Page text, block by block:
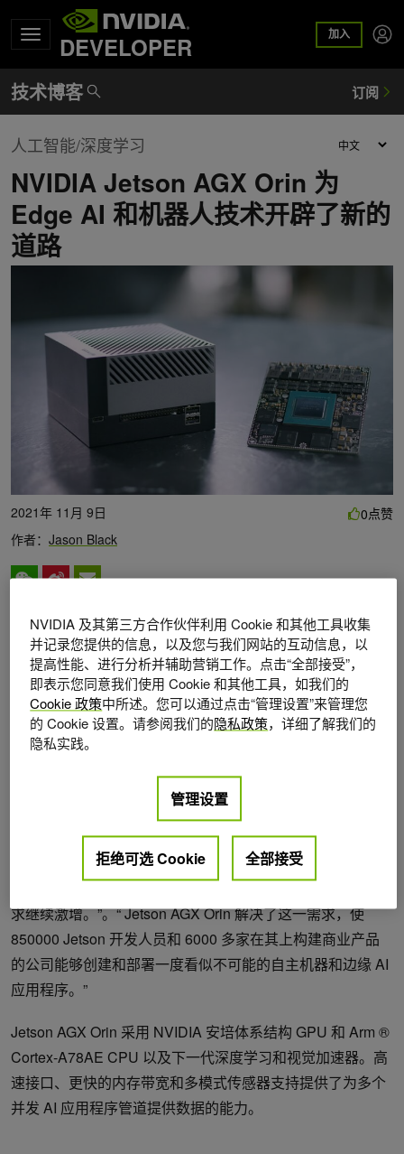
DEVELOPER 加入
人工智能/深度学习
NVIDIA Jetson AGX Orin 为
Edge AI 和机器人技术开辟了新的
道路
2021年 11月 9日
作者： Jason Black
0点赞
在英伟达 GTC 今天宣布了世界上最小、最强大、最节能的人
工智能、机器人和边缘计算应用的超级计算机。
新的 Jetson 单芯片计算机非常小，你可以把它放在手掌中，
但它可以提供类似于 GPU 服务器的处理能力。它与
为用户提供每秒 200 万亿次操作的 6 倍性能。
NVIDIA 嵌入式和边缘计算副总裁兼总经理迪普·塔拉（
Deepu Talla ）表示：“随着机器人技术和嵌入式计算改变制
造业、零售业、智能城市和其他重要经济部门，对处理的需
求继续激增。”。“ Jetson AGX Orin 解决了这一需求，使
850000 Jetson 开发人员和 6000 多家在其上构建商业产品
的公司能够创建和部署一度看似不可能的自主机器和边缘 AI
应用程序。”
Jetson AGX Orin 采用 NVIDIA 安培体系结构 GPU 和 Arm ®
Cortex-A78AE CPU 以及下一代深度学习和视觉加速器。高
速接口、更快的内存带宽和多模式传感器支持提供了为多个
并发 AI 应用程序管道提供数据的能力。
NVIDIA 及其第三方合作伙伴利用 Cookie 和其他工具收集
并记录您提供的信息，以及您与我们网站的互动信息，以
提高性能、进行分析并辅助营销工作。点击“全部接受”，
即表示您同意我们使用 Cookie 和其他工具，如我们的
Cookie 政策中所述。您可以通过点击“管理设置”来管理您
的 Cookie 设置。请参阅我们的隐私政策，详细了解我们的
隐私实践。
管理设置
拒绝可选 Cookie 全部接受